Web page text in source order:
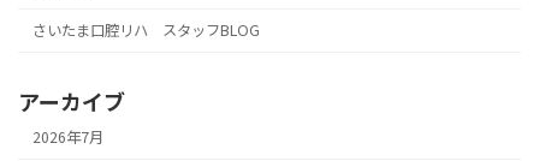
さいたま口腔リハ スタッフBLOG
アーカイブ
2026年7月